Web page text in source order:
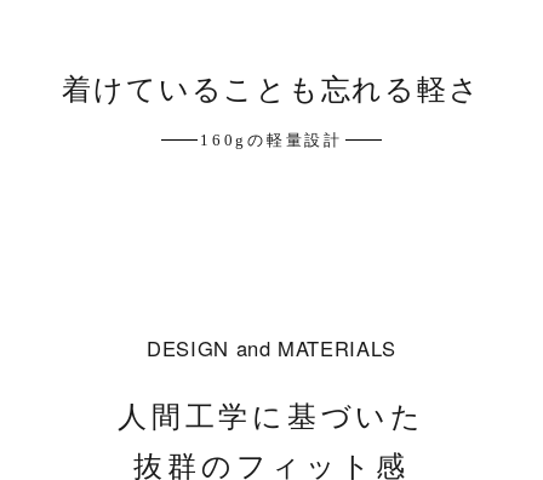
着けていることも忘れる軽さ
160gの軽量設計
DESIGN and MATERIALS
人間工学に基づいた
抜群のフィット感